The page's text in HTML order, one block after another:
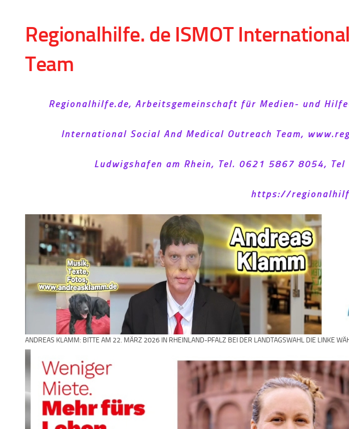
Regionalhilfe. de ISMOT
Team
Regionalhilfe.de, Arbeitsgemeinschaft für Medien- und
International Social And Medical Outreach Team,
Ludwigshafen am Rhein, Tel. 0621 5867 8054,
https://
ANDREAS KLAMM: BITTE AM 22. MÄRZ 2026 IN RHEINLAND-PFALZ BEI DER LANDTAGSWAHL DIE LINKE